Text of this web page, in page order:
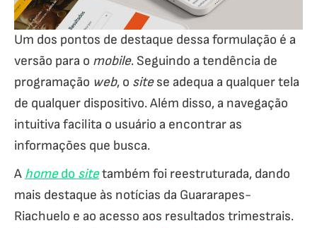
Um dos pontos de destaque dessa formulação é a
versão para o mobile. Seguindo a tendência de
programação web, o sitese adequa a qualquer tela
de qualquer dispositivo. Além disso, a navegação
intuitiva facilita o usuário a encontrar as
informações que busca.
A homedo sitetambém foi reestruturada, dando
mais destaque às notícias da Guararapes-
Riachuelo e ao acesso aos resultados trimestrais.